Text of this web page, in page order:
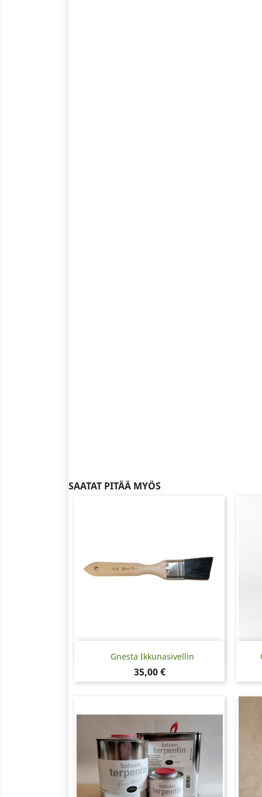
SAATAT PITÄÄ MYÖS
Gnesta Ikkunasivellin
Hinta
35,00 €
Pikakatselu